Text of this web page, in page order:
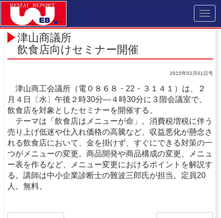
津山商議所
飲食店向けセミナー開催
2015年02月01日号
津山商工会議所（電０８６８・22・３１４１）は、２
月４日〔水〕午後２時30分―４時30分に３階会議室で、
飲食店を対象としたセミナーを開催する。
テーマは「飲食店はメニューが命」。消費税増税に伴う
売り上げ低迷や仕入れ価格の高騰など、収益悪化が懸念さ
れる飲食店において、金を掛けず、すぐにできる対策の一
つがメニューの変更。商品開発や商品構成の変更、メニュ
ー表を作るなど、メニュー変更におけるポイントを解説す
る。講師は中小企業診断士の難波三郎氏が担当。定員20
人。無料。